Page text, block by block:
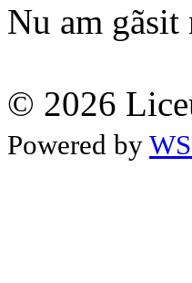
Nu am gãsit
© 2026
Powered by